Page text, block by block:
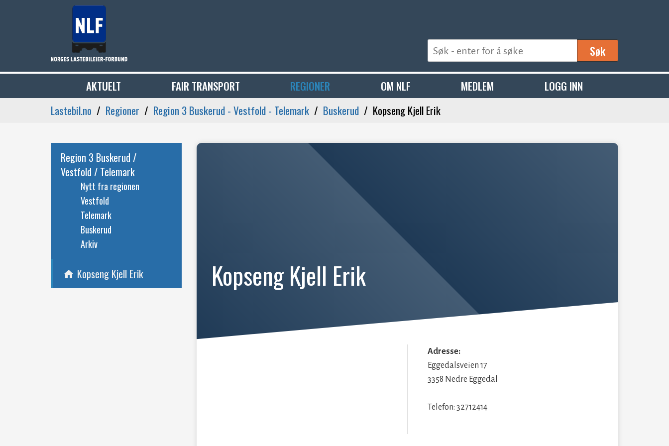
Søk
AKTUELT FAIR TRANSPORT REGIONER OM NLF MEDLEM
LOGG INN
Lastebil.no
Regioner Region 3 Buskerud - Vestfold - Telemark Buskerud Kopseng Kjell Erik
Region 3 Buskerud /
Vestfold / Telemark
Nytt fra regionen
Vestfold
Telemark
Buskerud
Arkiv
home Kopseng Kjell Erik Kopseng Kjell Erik
Adresse:
Eggedalsveien 17
3358 Nedre Eggedal
Telefon: 32712414